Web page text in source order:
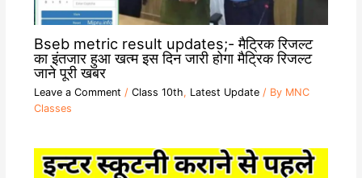
Bseb metric result updates;- मैट्रिक रिजल्ट
का इंतजार हुआ खत्म इस दिन जारी होगा मैट्रिक रिजल्ट
जाने पूरी खबर
Leave a Comment / Class 10th, Latest Update/ By MNC
Classes